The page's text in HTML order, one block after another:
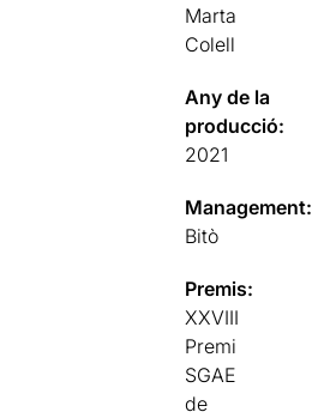
Marta
Colell
Any de la
producció:
2021
Management:
Bitò
Premis:
XXVIII
Premi
SGAE
de